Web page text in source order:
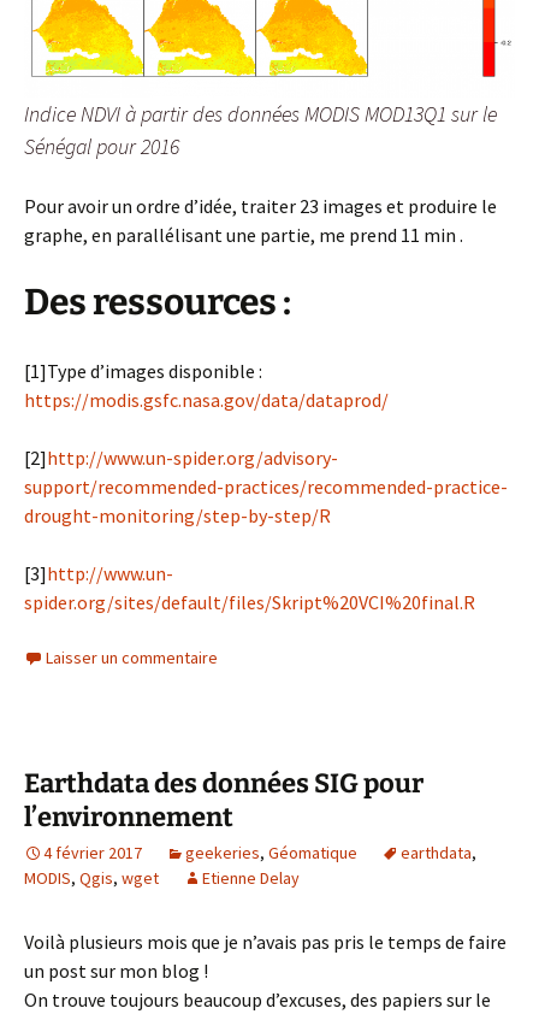
Indice NDVI à partir des données MODIS MOD13Q1 sur le
Sénégal pour 2016
Pour avoir un ordre d’idée, traiter 23 images et produire le
graphe, en parallélisant une partie, me prend 11 min .
Des ressources :
[1]Type d’images disponible :
https://modis.gsfc.nasa.gov/data/dataprod/
[2]http://www.un-spider.org/advisory-
support/recommended-practices/recommended-practice-
drought-monitoring/step-by-step/R
[3]http://www.un-
spider.org/sites/default/files/Skript%20VCI%20final.R
Laisser un commentaire
Earthdata des données SIG pour
l’environnement
4 février 2017 geekeries, Géomatique earthdata,
MODIS, Qgis, wget Etienne Delay
Voilà plusieurs mois que je n’avais pas pris le temps de faire
un post sur mon blog !
On trouve toujours beaucoup d’excuses, des papiers sur le